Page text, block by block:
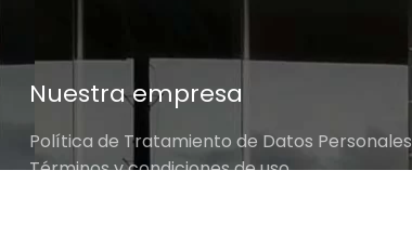
Nuestra empresa
Política de Tratamiento de Datos Personales
Términos y condiciones de uso